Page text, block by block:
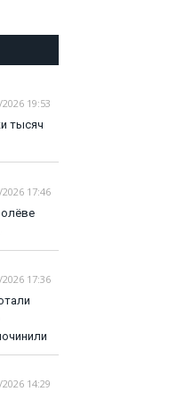
19:53
тысяч
17:46
17:36
14:29